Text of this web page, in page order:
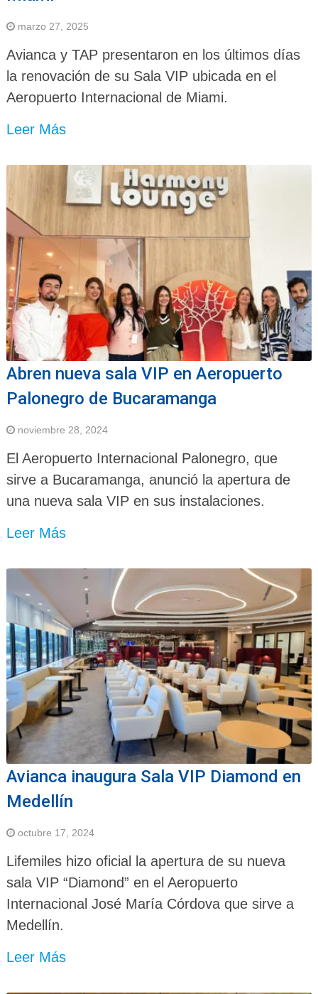
marzo 27, 2025
Avianca y TAP presentaron en los últimos días
la renovación de su Sala VIP ubicada en el
Aeropuerto Internacional de Miami.
Leer Más
Abren nueva sala VIP en Aeropuerto
Palonegro de Bucaramanga
noviembre 28, 2024
El Aeropuerto Internacional Palonegro, que
sirve a Bucaramanga, anunció la apertura de
una nueva sala VIP en sus instalaciones.
Leer Más
Avianca inaugura Sala VIP Diamond en
Medellín
octubre 17, 2024
Lifemiles hizo oficial la apertura de su nueva
sala VIP “Diamond” en el Aeropuerto
Internacional José María Córdova que sirve a
Medellín.
Leer Más